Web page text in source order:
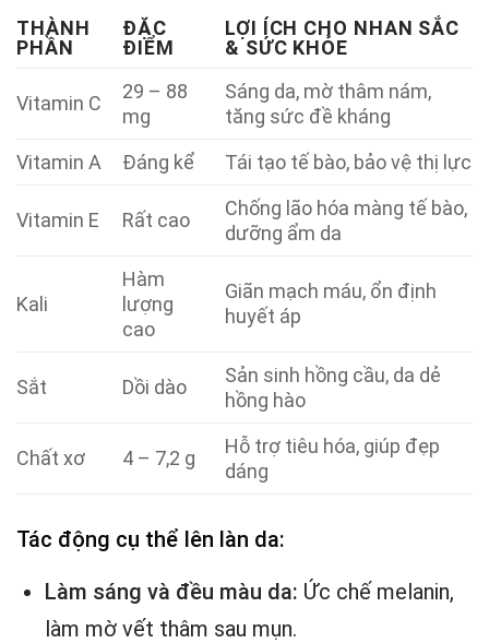
THÀNH
PHẦN
ĐẶC
ĐIỂM
LỢI ÍCH CHO NHAN SẮC
& SỨC KHỎE
Vitamin C
29 – 88
mg
Sáng da, mờ thâm nám,
tăng sức đề kháng
Vitamin A
Đáng kể Tái tạo tế bào, bảo vệ thị lực
Vitamin E Rất cao
Chống lão hóa màng tế bào,
dưỡng ẩm da
Kali
Hàm
lượng
cao
Giãn mạch máu, ổn định
huyết áp
Sắt Dồi dào
Sản sinh hồng cầu, da dẻ
hồng hào
Chất xơ 4 – 7,2 g
Hỗ trợ tiêu hóa, giúp đẹp
dáng
Tác động cụ thể lên làn da:
Làm sáng và đều màu da: Ức chế melanin,
làm mờ vết thâm sau mụn.